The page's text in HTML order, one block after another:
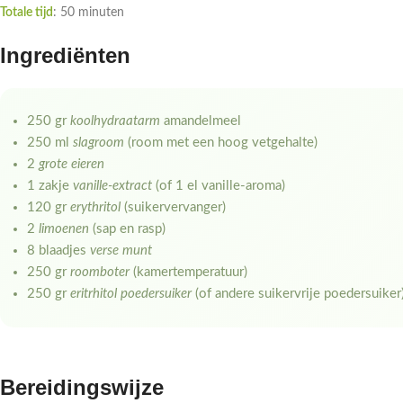
Totale tijd : 50 minuten
Ingrediënten
250 gr koolhydraatarm amandelmeel
250 ml slagroom (room met een hoog vetgehalte)
2 grote eieren
1 zakje vanille-extract (of 1 el vanille-aroma)
120 gr erythritol (suikervervanger)
2 limoenen (sap en rasp)
8 blaadjes verse munt
250 gr roomboter(kamertemperatuur)
250 gr eritrhitol poedersuiker(of andere suikervrije
Bereidingswijze